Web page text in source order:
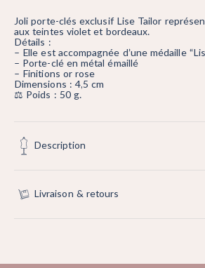
Joli porte-clés exclusif Lise Tailor
aux teintes violet et bordeaux.
Détails :
– Elle est accompagnée d’une médaille
– Porte-clé en métal émaillé
– Finitions or rose
Dimensions : 4,5 cm
⚖️ Poids : 50 g.
Description
Livraison & retours